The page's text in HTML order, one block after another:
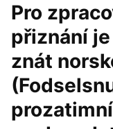
Pro
přiznání
znát